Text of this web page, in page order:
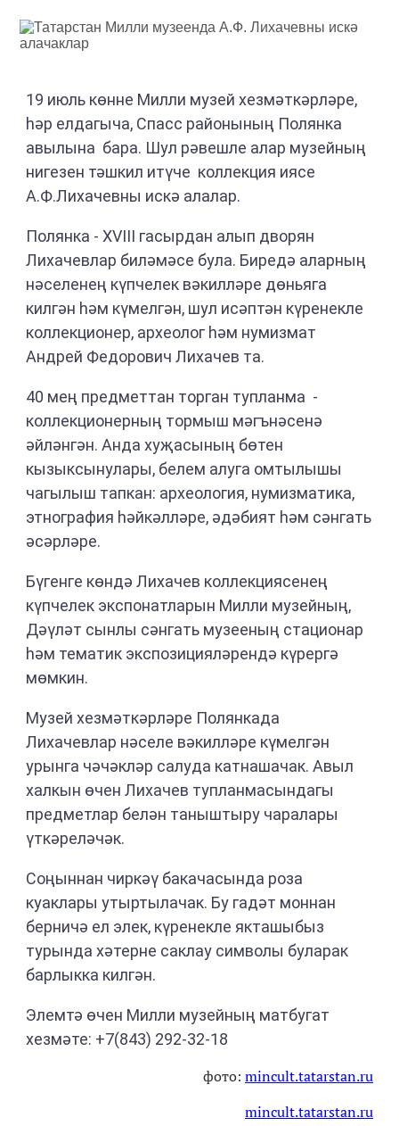
19 июль көнне Милли музей хезмәткәрләре,
һәр елдагыча, Спасс районының Полянка
авылына бара. Шул рәвешле алар музейның
нигезен тәшкил итүче коллекция иясе
А.Ф.Лихачевны искә алалар.
Полянка - XVIII гасырдан алып дворян
Лихачевлар биләмәсе була. Биредә аларның
нәселенең күпчелек вәкилләре дөньяга
килгән һәм күмелгән, шул исәптән күренекле
коллекционер, археолог һәм нумизмат
Андрей Федорович Лихачев та.
40 мең предметтан торган тупланма -
коллекционерның тормыш мәгънәсенә
әйләнгән. Анда хуҗасының бөтен
кызыксынулары, белем алуга омтылышы
чагылыш тапкан: археология, нумизматика,
этнография һәйкәлләре, әдәбият һәм сәнгать
әсәрләре.
Бүгенге көндә Лихачев коллекциясенең
күпчелек экспонатларын Милли музейның,
Дәүләт сынлы сәнгать музееның стационар
һәм тематик экспозицияләрендә күрергә
мөмкин.
Музей хезмәткәрләре Полянкада
Лихачевлар нәселе вәкилләре күмелгән
урынга чәчәкләр салуда катнашачак. Авыл
халкын өчен Лихачев тупланмасындагы
предметлар белән таныштыру чаралары
үткәреләчәк.
Соңыннан чиркәү бакачасында роза
куаклары утыртылачак. Бу гадәт моннан
берничә ел элек, күренекле якташыбыз
турында хәтерне саклау символы буларак
барлыкка килгән.
Элемтә өчен Милли музейның матбугат
хезмәте: +7(843) 292-32-18
фото: mincult.tatarstan.ru
mincult.tatarstan.ru